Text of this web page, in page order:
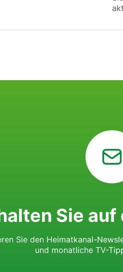
Sie auf
Sie den Heimatkanal-
und monatliche TV-